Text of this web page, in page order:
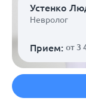
Устенко
Невролог
Прием: от 3